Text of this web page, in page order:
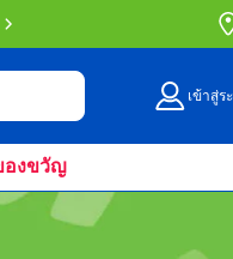
สั่งซื้อออน
เข้าสู่
องขวัญ